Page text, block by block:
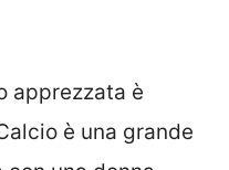
apprezzata è
è una grande